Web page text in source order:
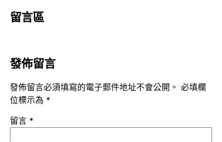
留言區
發佈留言
發佈留言必須填寫的電子郵件地址不會公開。 必填欄
位標示為 *
留言 *